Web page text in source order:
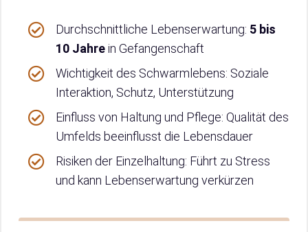
Durchschnittliche Lebenserwartung: 5 bis
10 Jahrein Gefangenschaft
Wichtigkeit des Schwarmlebens: Soziale
Interaktion, Schutz, Unterstützung
Einfluss von Haltung und Pflege: Qualität des
Umfelds beeinflusst die Lebensdauer
Risiken der Einzelhaltung: Führt zu Stress
und kann Lebenserwartung verkürzen